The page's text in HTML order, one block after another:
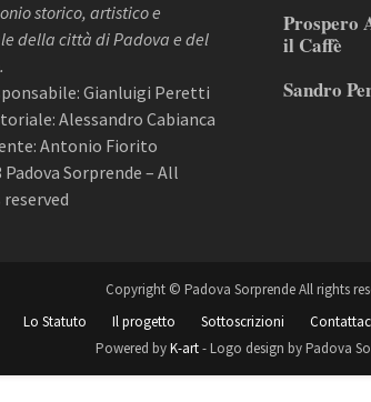
storico, artistico e
della città di Padova e del
Gianluigi Peretti
Alessandro Cabianca
Antonio Fiorito
Sorprende – All
Prospero
il Caffè
Sandro
Copyright © Padova Sorprende All rights
Lo Statuto
Il progetto Sottoscrizioni
Powered byK-art- Logo design by Padova